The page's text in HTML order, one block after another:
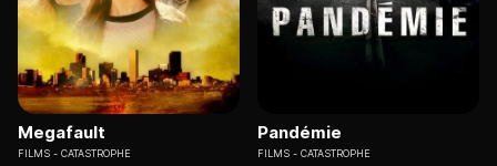
Megafault
FILMS CATASTROPHE
Pandémie
FILMS CATASTROPHE